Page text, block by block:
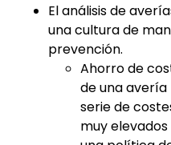
El análisis de
una cultura de
prevención.
Ahorro de
de una
serie de
muy